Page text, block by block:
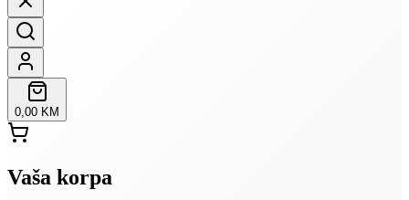
0,00 KM
Vaša korpa